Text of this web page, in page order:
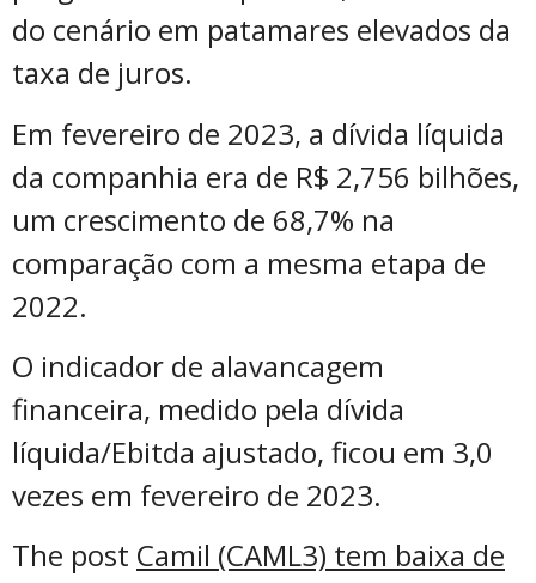
do cenário em patamares elevados da
taxa de juros.
Em fevereiro de 2023, a dívida líquida
da companhia era de R$ 2,756 bilhões,
um crescimento de 68,7% na
comparação com a mesma etapa de
2022.
O indicador de alavancagem
financeira, medido pela dívida
líquida/Ebitda ajustado, ficou em 3,0
vezes em fevereiro de 2023.
The post Camil (CAML3) tem baixa de